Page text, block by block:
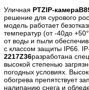
Уличная PTZIP-
решение для сурового
модель работает
температур (от -40до
от воды и пыли
с классом защиты IP66.
2217Z36разработана
высокой степенью
погодных условиях.
обогрева препятствует
налипанию снега и